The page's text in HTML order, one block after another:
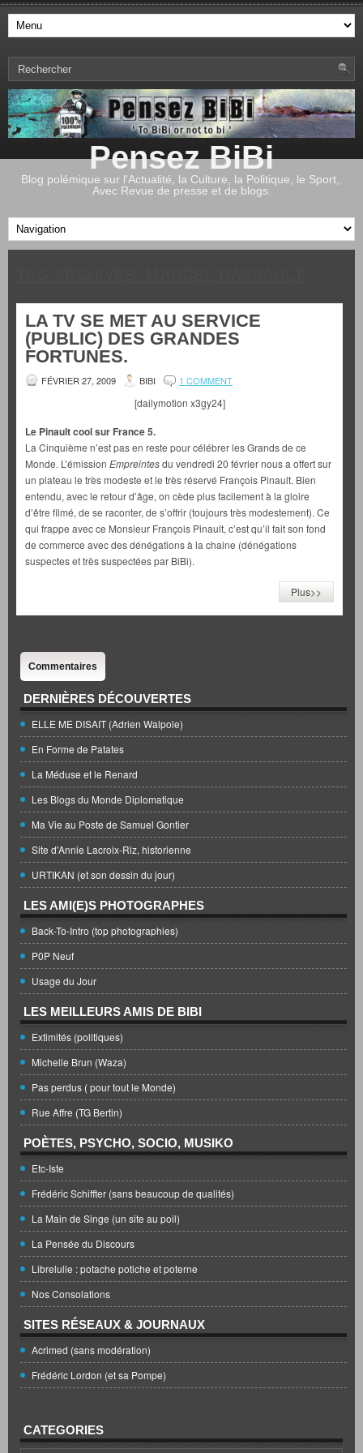
Pensez BiBi
Blog polémique sur l'Actualité, la Culture, la Politique, le Sport,.
Avec Revue de presse et de blogs.
LA TV SE MET AU SERVICE
(PUBLIC) DES GRANDES
FORTUNES.
FÉVRIER 27, 2009 BIBI 1 COMMENT
[dailymotion x3gy24]
Le Pinault cool sur France 5.
La Cinquième n’est pas en reste pour célébrer les Grands de ce
Monde. L’émission Empreintesdu vendredi 20 février nous a offert sur
un plateau le très modeste et le très réservé François Pinault. Bien
entendu, avec le retour d’âge, on cède plus facilement à la gloire
d’être filmé, de se raconter, de s’offrir (toujours très modestement). Ce
qui frappe avec ce Monsieur François Pinault, c’est qu’il fait son fond
de commerce avec des dénégations à la chaine (dénégations
suspectes et très suspectées par BiBi).
Plus>>
Commentaires
DERNIÈRES DÉCOUVERTES
ELLE ME DISAIT (Adrien Walpole)
En Forme de Patates
La Méduse et le Renard
Les Blogs du Monde Diplomatique
Ma Vie au Poste de Samuel Gontier
Site d'Annie Lacroix-Riz, historienne
URTIKAN (et son dessin du jour)
LES AMI(E)S PHOTOGRAPHES
Back-To-Intro (top photographies)
P0P Neuf
Usage du Jour
LES MEILLEURS AMIS DE BIBI
Extimités (politiques)
Michelle Brun (Waza)
Pas perdus ( pour tout le Monde)
Rue Affre (TG Bertin)
POÈTES, PSYCHO, SOCIO, MUSIKO
Etc-Iste
Frédéric Schiffter (sans beaucoup de qualités)
La Main de Singe (un site au poil)
La Pensée du Discours
Librelulle : potache potiche et poterne
Nos Consolations
SITES RÉSEAUX & JOURNAUX
Acrimed (sans modération)
Frédéric Lordon (et sa Pompe)
CATEGORIES